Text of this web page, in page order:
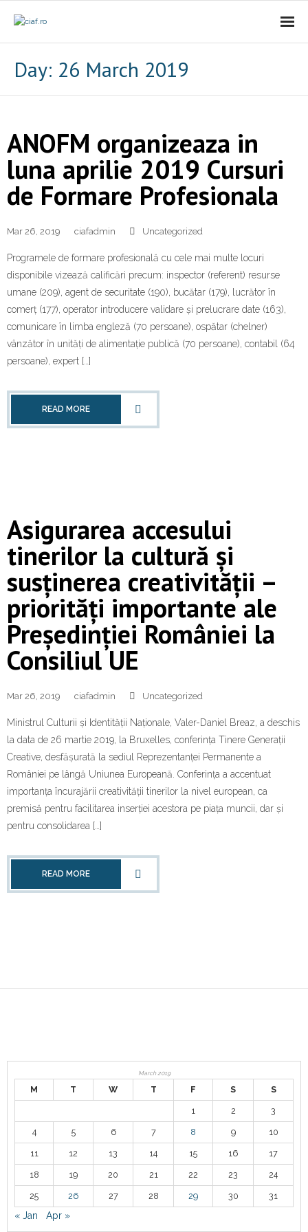
- Misiune
- Cariere
SAL
Contact
Day: 26 March 2019
ANOFM organizeaza in
luna aprilie 2019 Cursuri
de Formare Profesionala
Mar 26, 2019 ciafadmin Uncategorized
Programele de formare profesională cu cele mai multe locuri
disponibile vizează calificări precum: inspector (referent) resurse
umane (209), agent de securitate (190), bucătar (179), lucrător în
comerț (177), operator introducere validare și prelucrare date (163),
comunicare în limba engleză (70 persoane), ospătar (chelner)
vânzător în unități de alimentație publică (70 persoane), contabil (64
persoane), expert […]
READ MORE
Asigurarea accesului
tinerilor la cultură și
susținerea creativității –
priorități importante ale
Președinției României la
Consiliul UE
Mar 26, 2019 ciafadmin Uncategorized
Ministrul Culturii și Identității Naționale, Valer-Daniel Breaz, a deschis
la data de 26 martie 2019, la Bruxelles, conferința Tinere Generații
Creative, desfășurată la sediul Reprezentanței Permanente a
României pe lângă Uniunea Europeană. Conferința a accentuat
importanța încurajării creativității tinerilor la nivel european, ca
premisă pentru facilitarea inserției acestora pe piața muncii, dar și
pentru consolidarea […]
READ MORE
March 2019
M T W T F S S
1 2 3
4 5 6 7 8 9 10
11 12 13 14 15 16 17
18 19 20 21 22 23 24
25 26 27 28 29 30 31
« Jan Apr »